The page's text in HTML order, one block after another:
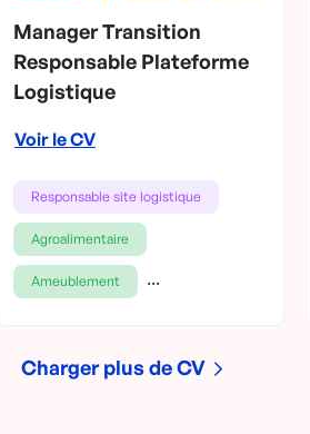
Manager Transition
Responsable Plateforme
Logistique
Voir le CV
Responsable site logistique
Agroalimentaire
Ameublement ...
Charger plus de CV